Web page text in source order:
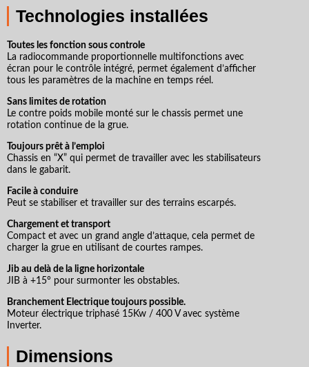
Technologies installées
Toutes les fonction sous controle
La radiocommande proportionnelle multifonctions avec
écran pour le contrôle intégré, permet également d’afficher
tous les paramètres de la machine en temps réel.
Sans limites de rotation
Le contre poids mobile monté sur le chassis permet une
rotation continue de la grue.
Toujours prêt à l’emploi
Chassis en “X” qui permet de travailler avec les stabilisateurs
dans le gabarit.
Facile à conduire
Peut se stabiliser et travailler sur des terrains escarpés.
Chargement et transport
Compact et avec un grand angle d’attaque, cela permet de
charger la grue en utilisant de courtes rampes.
Jib au delà de la ligne horizontale
JIB à +15° pour surmonter les obstables.
Branchement Electrique toujours possible.
Moteur électrique triphasé 15Kw / 400 V avec système
Inverter.
Dimensions